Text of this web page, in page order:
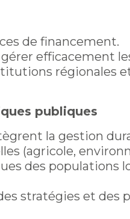
de financement.
efficacement
régionales
publiques
la gestion
(agricole,
des populations
stratégies et des